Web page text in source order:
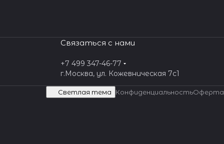
Связаться с нами
+7 499 347-46-77
г.Москва, ул. Кожевническая 7c1
Светлая тема КонфиденциальностьОферта